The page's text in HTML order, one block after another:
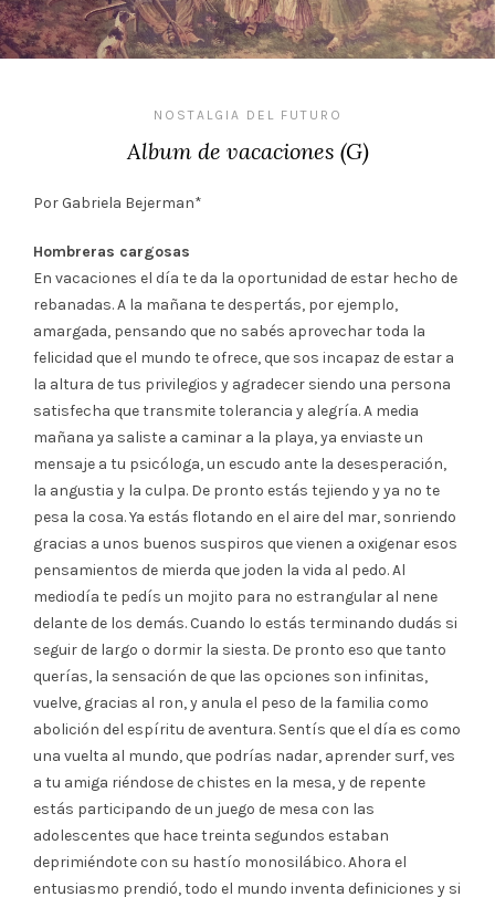
NOSTALGIA DEL FUTURO
Album de vacaciones (G)
Por Gabriela Bejerman*
Hombreras cargosas
En vacaciones el día te da la oportunidad de estar hecho de
rebanadas. A la mañana te despertás, por ejemplo,
amargada, pensando que no sabés aprovechar toda la
felicidad que el mundo te ofrece, que sos incapaz de estar a
la altura de tus privilegios y agradecer siendo una persona
satisfecha que transmite tolerancia y alegría. A media
mañana ya saliste a caminar a la playa, ya enviaste un
mensaje a tu psicóloga, un escudo ante la desesperación,
la angustia y la culpa. De pronto estás tejiendo y ya no te
pesa la cosa. Ya estás flotando en el aire del mar, sonriendo
gracias a unos buenos suspiros que vienen a oxigenar esos
pensamientos de mierda que joden la vida al pedo. Al
mediodía te pedís un mojito para no estrangular al nene
delante de los demás. Cuando lo estás terminando dudás si
seguir de largo o dormir la siesta. De pronto eso que tanto
querías, la sensación de que las opciones son infinitas,
vuelve, gracias al ron, y anula el peso de la familia como
abolición del espíritu de aventura. Sentís que el día es como
una vuelta al mundo, que podrías nadar, aprender surf, ves
a tu amiga riéndose de chistes en la mesa, y de repente
estás participando de un juego de mesa con las
adolescentes que hace treinta segundos estaban
deprimiéndote con su hastío monosilábico. Ahora el
entusiasmo prendió, todo el mundo inventa definiciones y si